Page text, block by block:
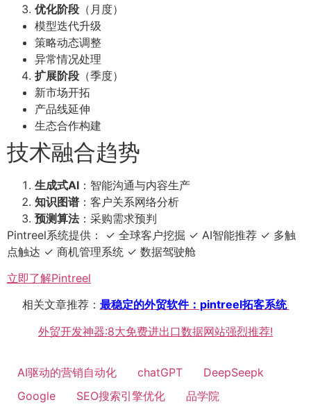
优化阶段 （月度）
模型迭代升级
策略动态调整
异常情况处理
扩展阶段 （季度）
新市场开拓
产品线延伸
生态合作构建
技术融合趋势
生成式AI ：智能沟通与内容生产
知识图谱：客户关系网络分析
预测算法：采购需求预判
Pintreel系统提供： ✓ 全球客户挖掘 ✓ AI智能推荐 ✓ 多触
点触达 ✓ 商机管理系统 ✓ 数据驾驶舱
立即了解Pintreel
相关文章推荐： 最稳定的外贸软件：pintreel拓客系统
外贸开发神器:8大免费进出口数据网站强烈推荐!
AI驱动的营销自动化 chatGPT
DeepSeepk
Google
SEO搜索引擎优化 品学院